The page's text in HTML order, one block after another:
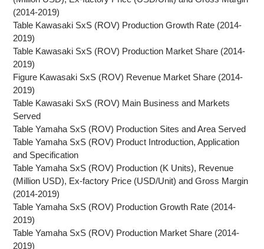
(2014-2019)
Table Kawasaki SxS (ROV) Production Growth Rate (2014-
2019)
Table Kawasaki SxS (ROV) Production Market Share (2014-
2019)
Figure Kawasaki SxS (ROV) Revenue Market Share (2014-
2019)
Table Kawasaki SxS (ROV) Main Business and Markets
Served
Table Yamaha SxS (ROV) Production Sites and Area Served
Table Yamaha SxS (ROV) Product Introduction, Application
and Specification
Table Yamaha SxS (ROV) Production (K Units), Revenue
(Million USD), Ex-factory Price (USD/Unit) and Gross Margin
(2014-2019)
Table Yamaha SxS (ROV) Production Growth Rate (2014-
2019)
Table Yamaha SxS (ROV) Production Market Share (2014-
2019)